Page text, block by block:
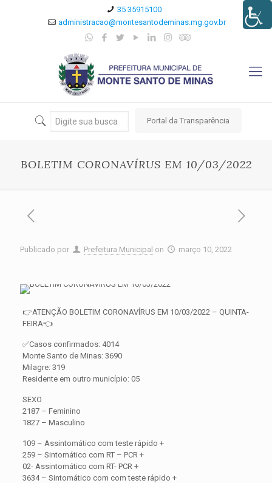
35 35915100
administracao@montesantodeminas.mg.gov.br
Portal da Transparência
BOLETIM CORONAVÍRUS EM 10/03/2022
Publicado por Prefeitura Municipal on março 10, 2022
👉ATENÇÃO BOLETIM CORONAVÍRUS EM 10/03/2022 – QUINTA-
FEIRA👈
✅Casos confirmados: 4014
Monte Santo de Minas: 3690
Milagre: 319
Residente em outro município: 05
SEXO
2187 – Feminino
1827 – Masculino
109 – Assintomático com teste rápido +
259 – Sintomático com RT – PCR +
02- Assintomático com RT- PCR +
3634 – Sintomático com com teste rápido +